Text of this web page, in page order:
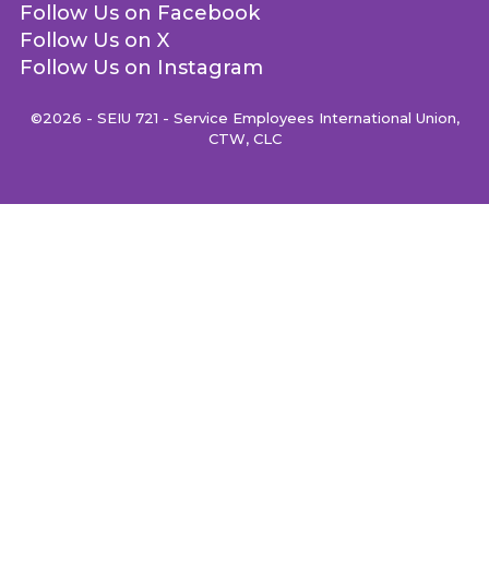
Follow Us on Facebook
Follow Us on X
Follow Us on Instagram
©2026 - SEIU 721 - Service Employees International Union,
CTW, CLC